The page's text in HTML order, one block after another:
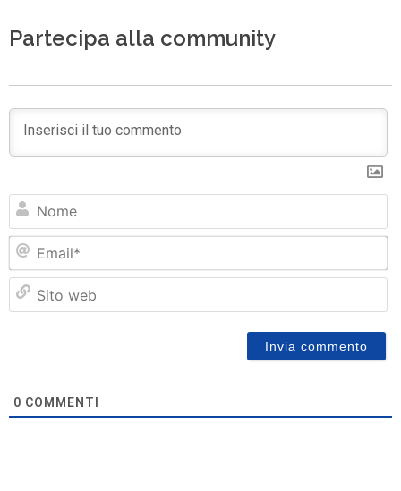
Partecipa alla community
0 COMMENTI